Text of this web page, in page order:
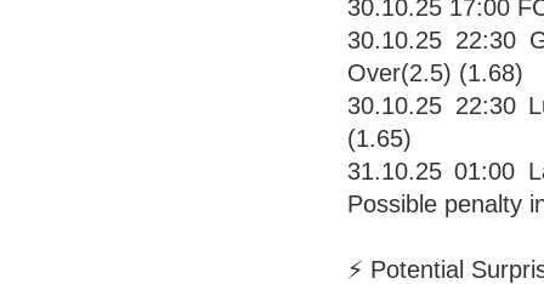
30.10.25 17:00
30.10.25 22:30
Over(2.5) (1.68)
30.10.25 22:30
(1.65)
31.10.25 01:00
Possible penalty
⚡ Potential